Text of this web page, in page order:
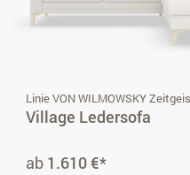
Linie VON WILMOWSKY
Village Ledersofa
ab 1.610 €*